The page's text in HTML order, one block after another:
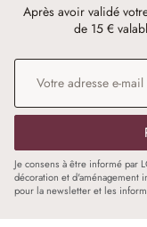
Après avoir validé
de 15 €
Adresse e-mail
Je consens à être informé par
décoration et d'aménagement
pour la newsletter et les